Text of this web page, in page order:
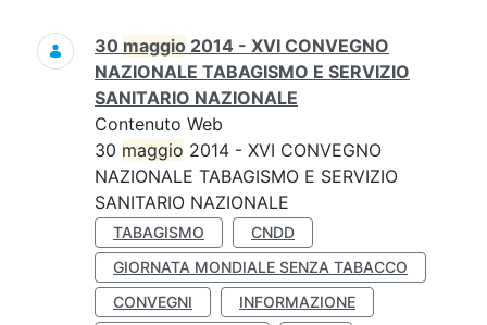
Ricerca
30 maggio 2014 - XVI CONVEGNO
NAZIONALE TABAGISMO E SERVIZIO
SANITARIO NAZIONALE
Contenuto Web
30 maggio 2014 - XVI CONVEGNO
NAZIONALE TABAGISMO E SERVIZIO
SANITARIO NAZIONALE
TABAGISMO
CNDD
GIORNATA MONDIALE SENZA TABACCO
CONVEGNI
INFORMAZIONE